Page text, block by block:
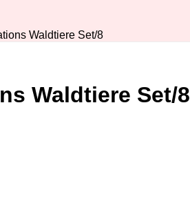
Waldtiere Set/8
Waldtiere Set/8